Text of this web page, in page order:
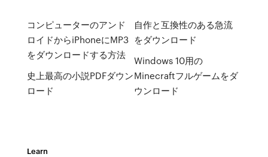
コンピューターのアンド
ロイドからiPhoneにMP3
をダウンロードする方法
史上最高の小説PDFダウン
ロード
自作と互換性のある急流
をダウンロード
Windows 10用の
Minecraftフルゲームをダ
ウンロード
Learn